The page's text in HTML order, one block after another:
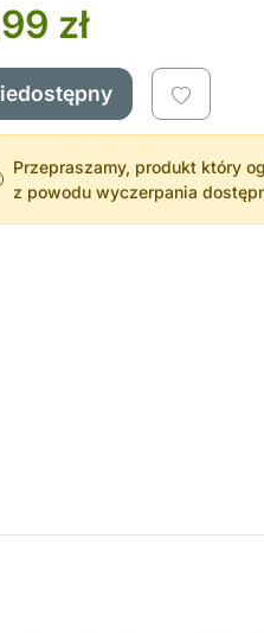
zł
Przepraszamy, produkt który
z powodu wyczerpania